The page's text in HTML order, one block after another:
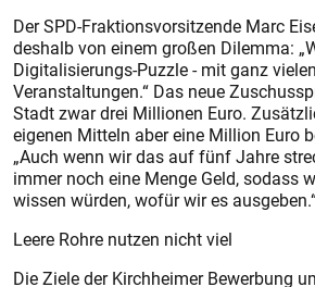
Der SPD-Fraktionsvorsitzende Marc
deshalb von einem großen Dilemma:
Digitalisierungs-Puzzle - mit ganz
Veranstaltungen.“ Das neue
Stadt zwar drei Millionen Euro.
eigenen Mitteln aber eine Million Euro
„Auch wenn wir das auf fünf Jahre
immer noch eine Menge Geld, sodass
wissen würden, wofür wir es
Leere Rohre nutzen nicht viel
Die Ziele der Kirchheimer Bewerbung